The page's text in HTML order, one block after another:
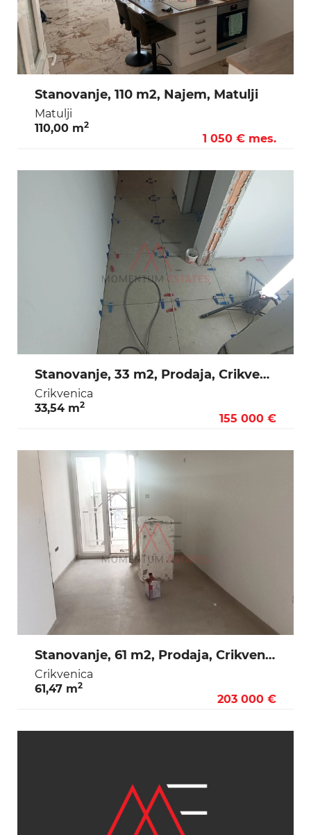
Stanovanje, 110 m2, Najem, Matulji
Matulji
110,00 m2
1 050 € mes.
Stanovanje, 33 m2, Prodaja, Crikvenica
Crikvenica
33,54 m2
155 000 €
Stanovanje, 61 m2, Prodaja, Crikvenica
Crikvenica
61,47 m2
203 000 €